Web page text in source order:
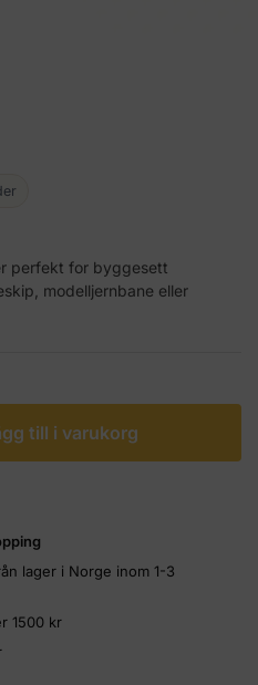
perfekt for byggesett
modelljernbane eller
till i varukorg
lager i Norge inom 1-3
1500 kr